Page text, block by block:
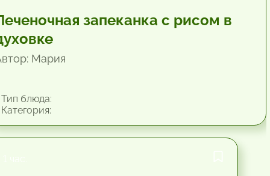
запеканка с рисом в
Мария
блюда: